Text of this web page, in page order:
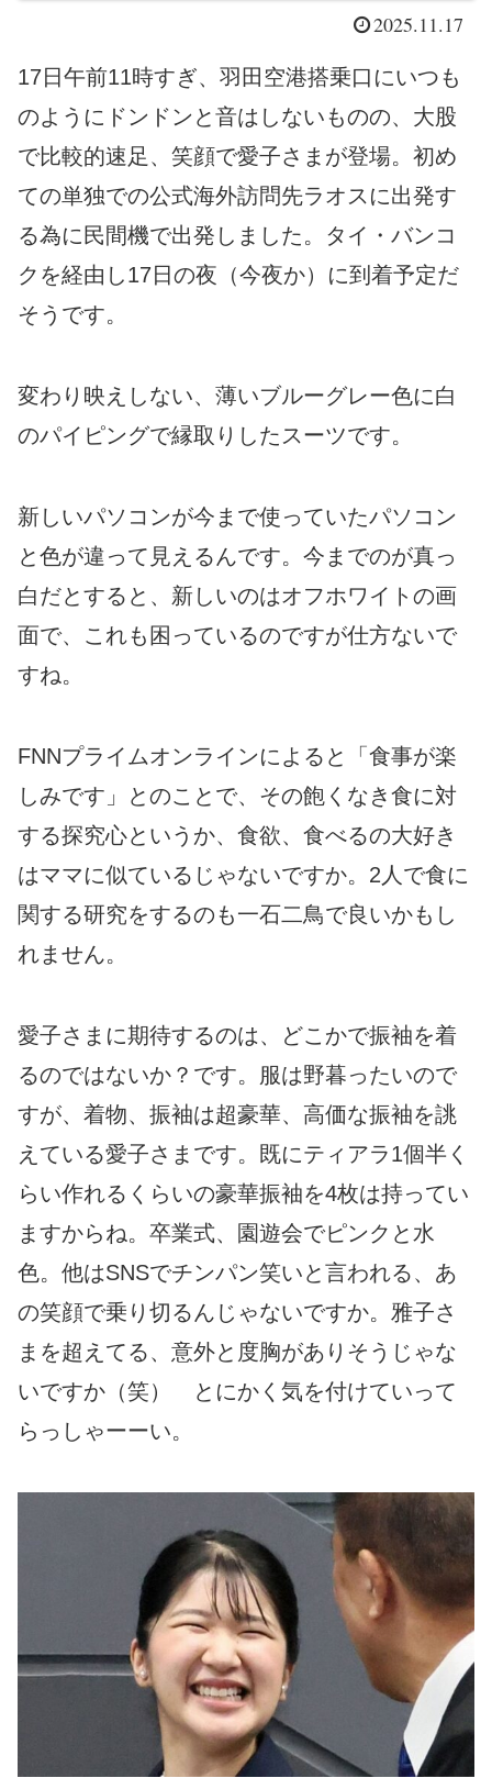
2025.11.17
17日午前11時すぎ、羽田空港搭乗口にいつも
のようにドンドンと音はしないものの、大股
で比較的速足、笑顔で愛子さまが登場。初め
ての単独での公式海外訪問先ラオスに出発す
る為に民間機で出発しました。タイ・バンコ
クを経由し17日の夜（今夜か）に到着予定だ
そうです。
変わり映えしない、薄いブルーグレー色に白
のパイピングで縁取りしたスーツです。
新しいパソコンが今まで使っていたパソコン
と色が違って見えるんです。今までのが真っ
白だとすると、新しいのはオフホワイトの画
面で、これも困っているのですが仕方ないで
すね。
FNNプライムオンラインによると「食事が楽
しみです」とのことで、その飽くなき食に対
する探究心というか、食欲、食べるの大好き
はママに似ているじゃないですか。2人で食に
関する研究をするのも一石二鳥で良いかもし
れません。
愛子さまに期待するのは、どこかで振袖を着
るのではないか？です。服は野暮ったいので
すが、着物、振袖は超豪華、高価な振袖を誂
えている愛子さまです。既にティアラ1個半く
らい作れるくらいの豪華振袖を4枚は持ってい
ますからね。卒業式、園遊会でピンクと水
色。他はSNSでチンパン笑いと言われる、あ
の笑顔で乗り切るんじゃないですか。雅子さ
まを超えてる、意外と度胸がありそうじゃな
いですか（笑） とにかく気を付けていって
らっしゃーーい。